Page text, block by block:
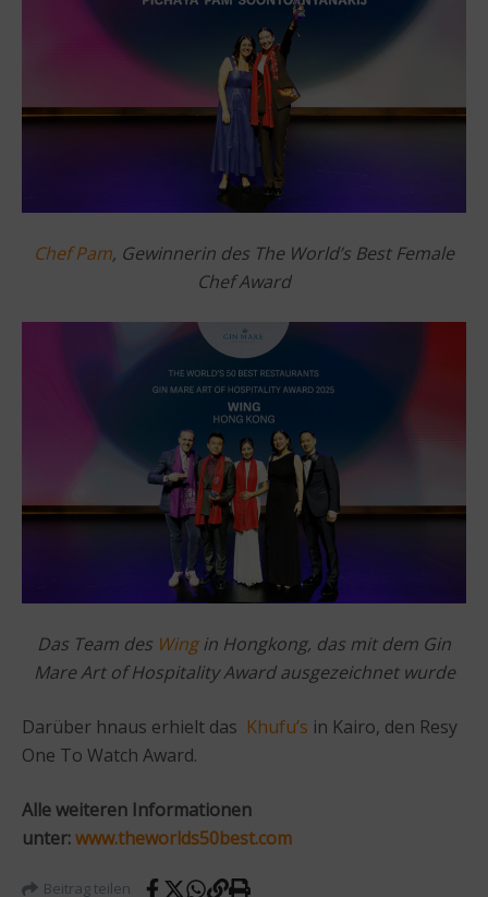
Chef Pam, Gewinnerin des The World’s Best Female
Chef Award
Das Team des Wingin Hongkong, das mit dem Gin
Mare Art of Hospitality Award ausgezeichnet wurde
Darüber hnaus erhielt das Khufu’s in Kairo, den Resy
One To Watch Award.
Alle weiteren Informationen
unter:www.theworlds50best.com
Beitrag teilen